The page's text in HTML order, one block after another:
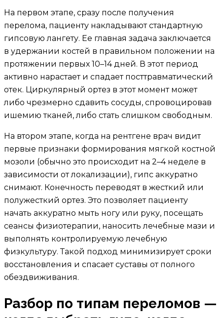
На первом этапе, сразу после получения
перелома, пациенту накладывают стандартную
гипсовую лангету. Ее главная задача заключается
в удержании костей в правильном положении на
протяжении первых 10–14 дней. В этот период
активно нарастает и спадает посттравматический
отек. Циркулярный ортез в этот момент может
либо чрезмерно сдавить сосуды, спровоцировав
ишемию тканей, либо стать слишком свободным.
На втором этапе, когда на рентгене врач видит
первые признаки формирования мягкой костной
мозоли (обычно это происходит на 2–4 неделе в
зависимости от локализации), гипс аккуратно
снимают. Конечность переводят в жесткий или
полужесткий ортез. Это позволяет пациенту
начать аккуратно мыть ногу или руку, посещать
сеансы физиотерапии, наносить лечебные мази и
выполнять контролируемую лечебную
физкультуру. Такой подход минимизирует сроки
восстановления и спасает суставы от полного
обездвиживания.
Разбор по типам переломов —